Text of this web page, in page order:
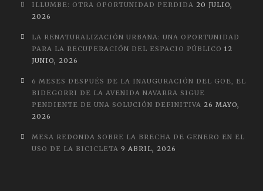
ILLUMBE: OTRA OPORTUNIDAD PERDIDA 20 JULIO,
2026
LA RENATURALIZACIÓN URBANA: UNA OPORTUNIDAD
PARA LA RECUPERACIÓN DEL ESPACIO PÚBLICO 12
JUNIO, 2026
6 MESES DESPUÉS DE LA INAUGURACIÓN DEL GOE, EL
BIDEGORRI DE LA AVENIDA NAVARRA SIGUE
PENDIENTE DE UNA SOLUCIÓN DEFINITIVA 26 MAYO,
2026
MESA REDONDA SOBRE LA BRECHA DE GENERO EN EL
USO DE LA BICICLETA 9 ABRIL, 2026